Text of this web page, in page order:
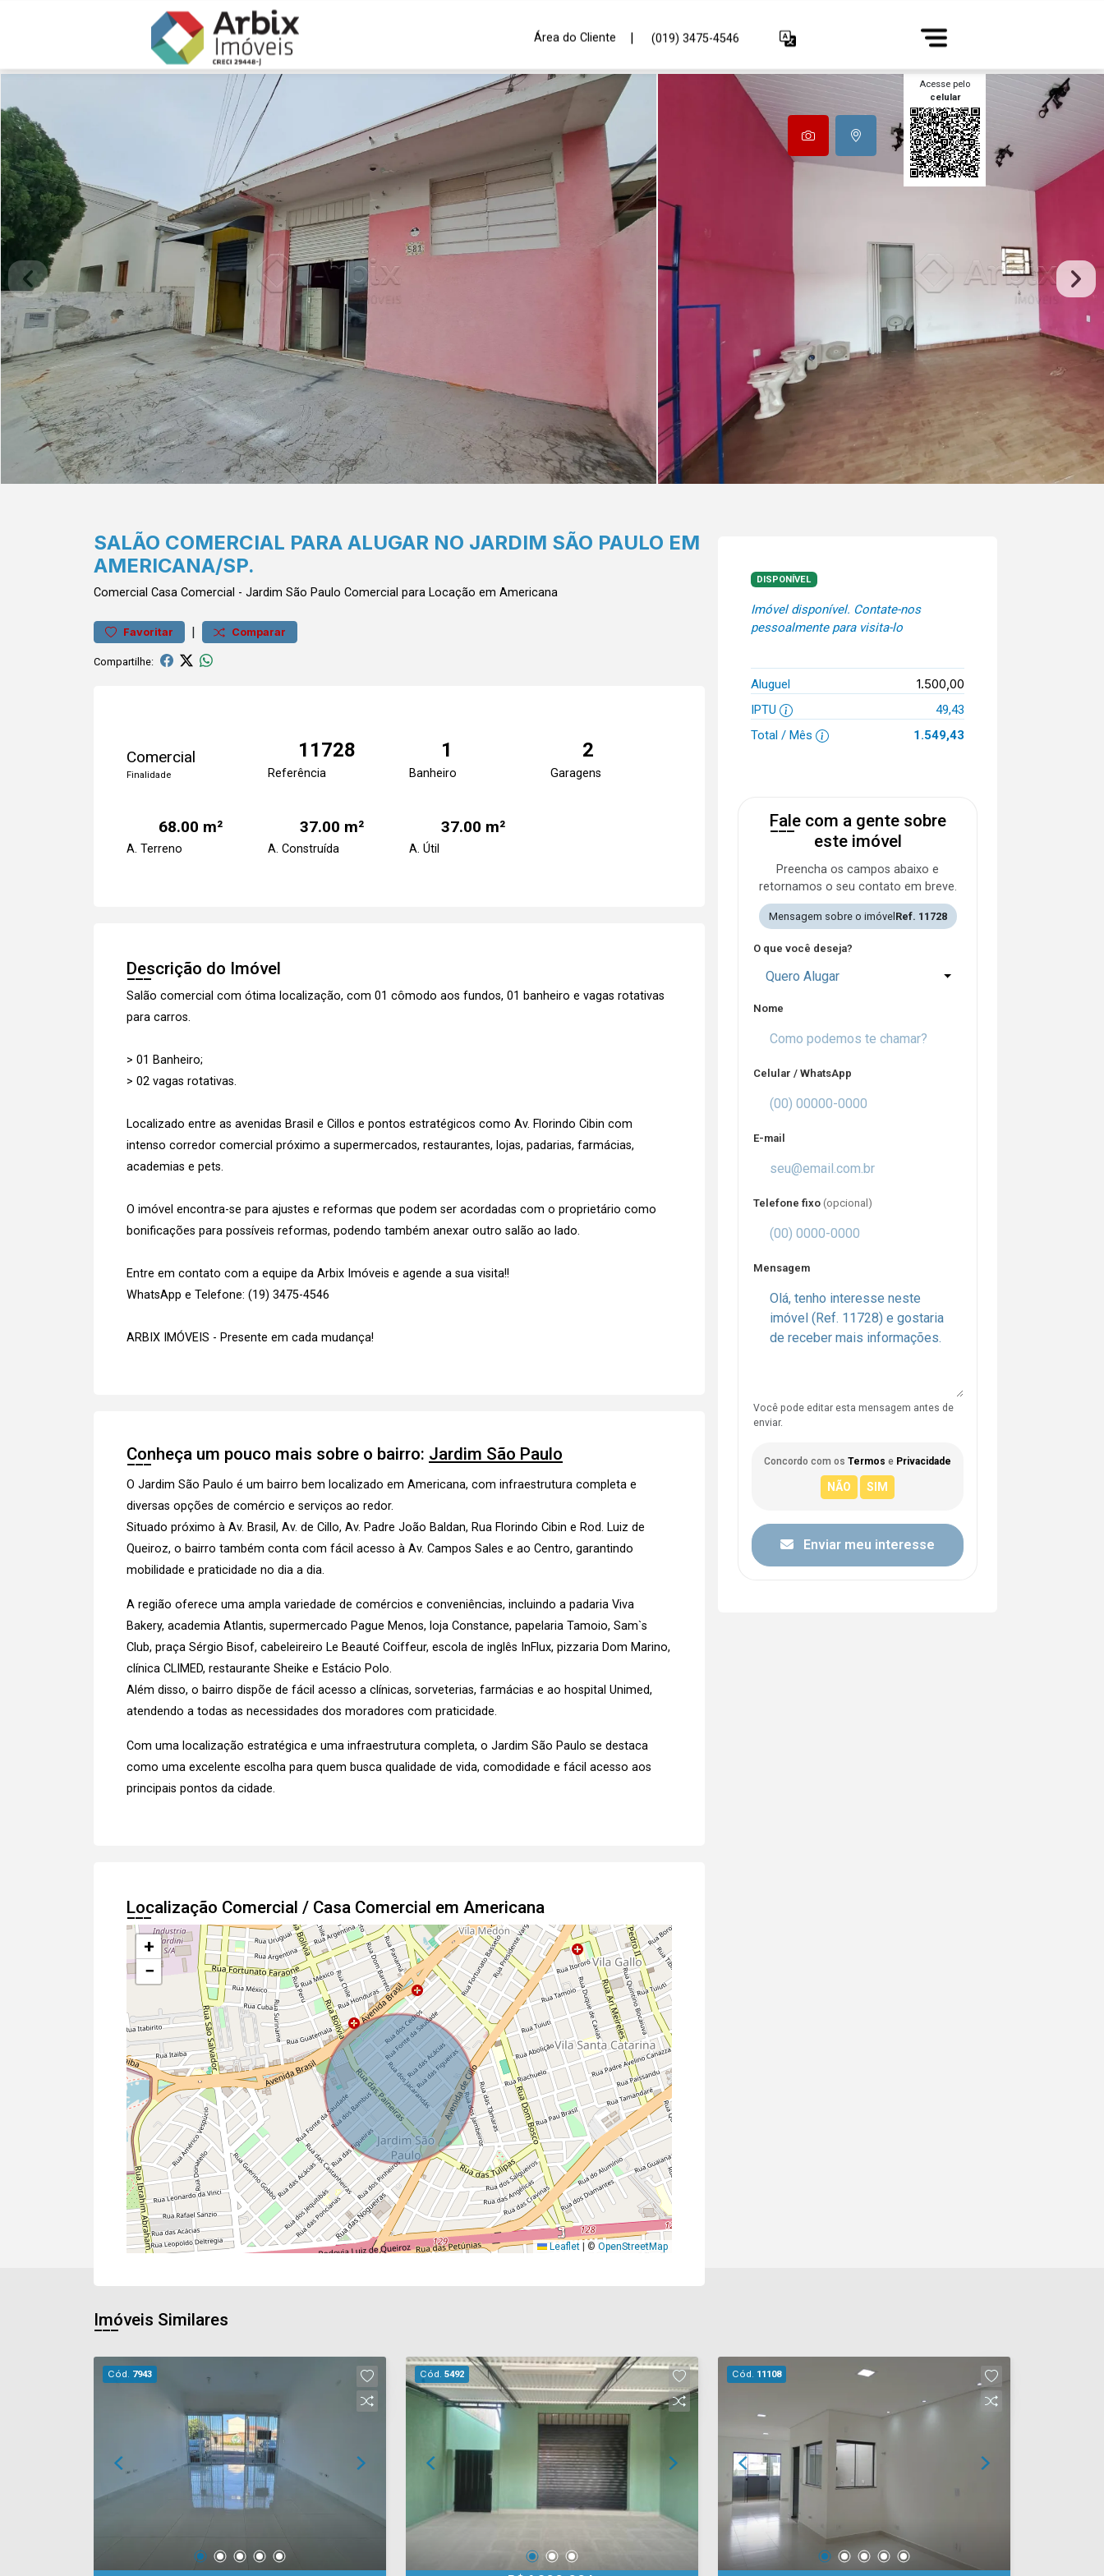
Área do Cliente | (019) 3475-4546
Acesse pelo
celular
SALÃO COMERCIAL PARA ALUGAR NO JARDIM SÃO PAULO EM
AMERICANA/SP.
Comercial Casa Comercial - Jardim São Paulo Comercial para Locação em Americana
Favoritar | Comparar
Compartilhe:
Comercial
Finalidade
11728
Referência
1
Banheiro
2
Garagens
68.00 m²
A. Terreno
37.00 m²
A. Construída
37.00 m²
A. Útil
Descrição do Imóvel
Salão comercial com ótima localização, com 01 cômodo aos fundos, 01 banheiro e vagas rotativas
para carros.
> 01 Banheiro;
> 02 vagas rotativas.
Localizado entre as avenidas Brasil e Cillos e pontos estratégicos como Av. Florindo Cibin com
intenso corredor comercial próximo a supermercados, restaurantes, lojas, padarias, farmácias,
academias e pets.
O imóvel encontra-se para ajustes e reformas que podem ser acordadas com o proprietário como
bonificações para possíveis reformas, podendo também anexar outro salão ao lado.
Entre em contato com a equipe da Arbix Imóveis e agende a sua visita!!
WhatsApp e Telefone: (19) 3475-4546
ARBIX IMÓVEIS - Presente em cada mudança!
Conheça um pouco mais sobre o bairro: Jardim São Paulo
O Jardim São Paulo é um bairro bem localizado em Americana, com infraestrutura completa e
diversas opções de comércio e serviços ao redor.
Situado próximo à Av. Brasil, Av. de Cillo, Av. Padre João Baldan, Rua Florindo Cibin e Rod. Luiz de
Queiroz, o bairro também conta com fácil acesso à Av. Campos Sales e ao Centro, garantindo
mobilidade e praticidade no dia a dia.
A região oferece uma ampla variedade de comércios e conveniências, incluindo a padaria Viva
Bakery, academia Atlantis, supermercado Pague Menos, loja Constance, papelaria Tamoio, Sam`s
Club, praça Sérgio Bisof, cabeleireiro Le Beauté Coiffeur, escola de inglês InFlux, pizzaria Dom Marino,
clínica CLIMED, restaurante Sheike e Estácio Polo.
Além disso, o bairro dispõe de fácil acesso a clínicas, sorveterias, farmácias e ao hospital Unimed,
atendendo a todas as necessidades dos moradores com praticidade.
Com uma localização estratégica e uma infraestrutura completa, o Jardim São Paulo se destaca
como uma excelente escolha para quem busca qualidade de vida, comodidade e fácil acesso aos
principais pontos da cidade.
Localização Comercial / Casa Comercial em Americana
+
−
Leaflet | © OpenStreetMap
DISPONÍVEL
Imóvel disponível. Contate-nos
pessoalmente para visita-lo
Aluguel 1.500,00
IPTU
49,43
Total / Mês
1.549,43
Fale com a gente sobre
este imóvel
Preencha os campos abaixo e
retornamos o seu contato em breve.
Mensagem sobre o imóvel Ref. 11728
O que você deseja?
Quero Alugar
Nome
Celular / WhatsApp
E-mail
Telefone fixo (opcional)
Mensagem
Você pode editar esta mensagem antes de
enviar.
Concordo com os Termos e Privacidade
Enviar meu interesse
Imóveis Similares
Cód. 7943 Cód. 5492 Cód. 11108